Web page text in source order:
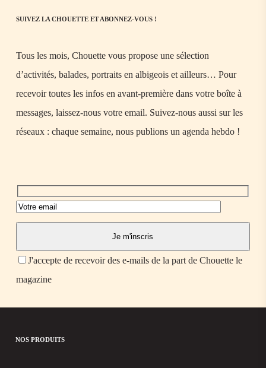
SUIVEZ LA CHOUETTE ET ABONNEZ-VOUS !
Tous les mois, Chouette vous propose une sélection
d’activités, balades, portraits en albigeois et ailleurs… Pour
recevoir toutes les infos en avant-première dans votre boîte à
messages, laissez-nous votre email. Suivez-nous aussi sur les
réseaux : chaque semaine, nous publions un agenda hebdo !
J'accepte de recevoir des e-mails de la part de Chouette le
magazine
NOS PRODUITS